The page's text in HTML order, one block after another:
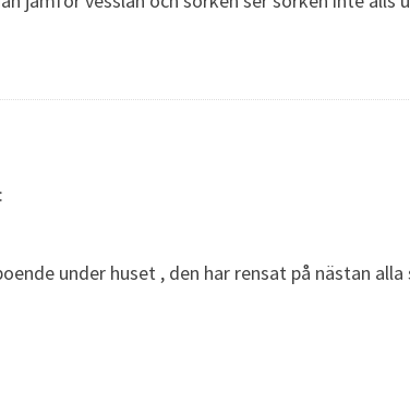
under huset , den har rensat på nästan